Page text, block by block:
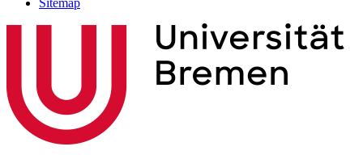
Sitemap